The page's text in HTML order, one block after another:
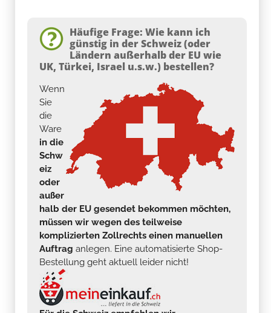
Häufige Frage: Wie kann ich
günstig in der Schweiz (oder
Ländern außerhalb der EU wie
UK, Türkei, Israel u.s.w.) bestellen?
Wenn
Sie
die
Ware
in die
Schw
eiz
oder
außer
halb der EU gesendet bekommen möchten,
müssen wir wegen des teilweise
komplizierten Zollrechts einen manuellen
Auftrag anlegen. Eine automatisierte Shop-
Bestellung geht aktuell leider nicht!